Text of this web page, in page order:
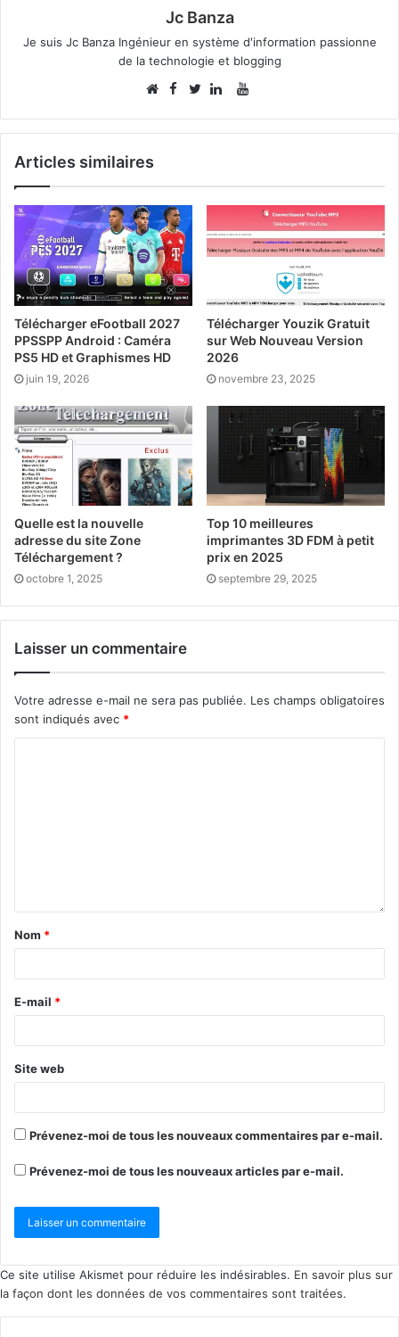
Jc Banza
Je suis Jc Banza Ingénieur en système d'information passionne
de la technologie et blogging
FacebookYouTube
Articles similaires
Télécharger eFootball 2027
PPSSPP Android : Caméra
PS5 HD et Graphismes HD
juin 19, 2026
Télécharger Youzik Gratuit
sur Web Nouveau Version
2026
novembre 23, 2025
Quelle est la nouvelle
adresse du site Zone
Téléchargement ?
octobre 1, 2025
Top 10 meilleures
imprimantes 3D FDM à petit
prix en 2025
septembre 29, 2025
Laisser un commentaire
Votre adresse e-mail ne sera pas publiée. Les champs obligatoires
sont indiqués avec *
Nom *
E-mail *
Site web
Prévenez-moi de tous les nouveaux commentaires par e-mail.
Prévenez-moi de tous les nouveaux articles par e-mail.
Ce site utilise Akismet pour réduire les indésirables. En savoir plus sur
la façon dont les données de vos commentaires sont traitées.